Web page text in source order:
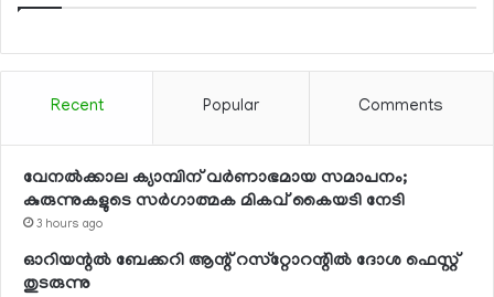
Recent Popular Comments
വേനല്‍ക്കാല ക്യാമ്പിന് വര്‍ണാഭമായ സമാപനം;
കുരുന്നുകളുടെ സര്‍ഗാത്മക മികവ് കൈയടി നേടി
3 hours ago
ഓറിയന്റല്‍ ബേക്കറി ആന്റ് റസ്‌റ്റോറന്റില്‍ ദോശ ഫെസ്റ്റ്
തുടരുന്നു